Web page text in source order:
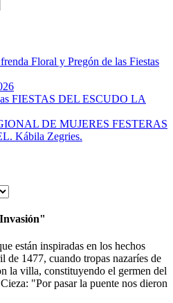
Floral y Pregón de las Fiestas
FIESTAS DEL ESCUDO LA
DE MUJERES FESTERAS
Kábila Zegries.
están inspiradas en los hechos
de 1477, cuando tropas nazaríes de
la villa, constituyendo el germen del
"Por pasar la puente nos dieron